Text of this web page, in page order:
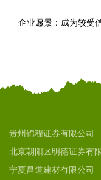
企业愿景：成为较受
贵州锦程证券有限公司
北京朝阳区明德证券有
宁夏昌道建材有限公司